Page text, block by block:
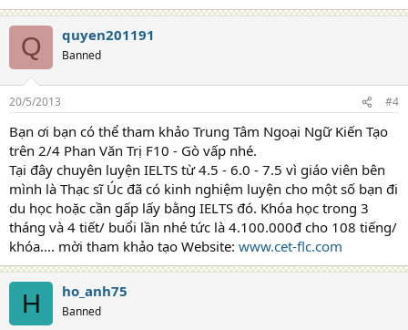
Q quyen201191
Banned
20/5/2013 #4
Bạn ơi bạn có thể tham khảo Trung Tâm Ngoại Ngữ Kiến Tạo
trên 2/4 Phan Văn Trị F10 - Gò vấp nhé.
Tại đây chuyên luyện IELTS từ 4.5 - 6.0 - 7.5 vì giáo viên bên
mình là Thạc sĩ Úc đã có kinh nghiệm luyện cho một số bạn đi
du học hoặc cần gấp lấy bằng IELTS đó. Khóa học trong 3
tháng và 4 tiết/ buổi lần nhé tức là 4.100.000đ cho 108 tiếng/
khóa.... mời tham khảo tạo Website: www.cet-flc.com
H ho_anh75
Banned